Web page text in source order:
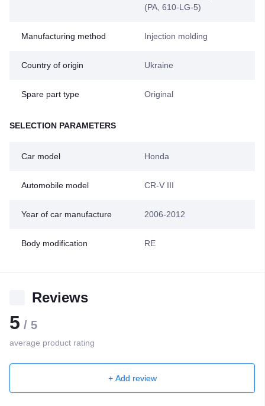
(PA, 610-LG-5)
Manufacturing method Injection molding
Country of origin Ukraine
Spare part type Original
SELECTION PARAMETERS
Car model Honda
Automobile model CR-V III
Year of car manufacture 2006-2012
Body modification RE
Reviews
5 / 5
average product rating
+ Add review